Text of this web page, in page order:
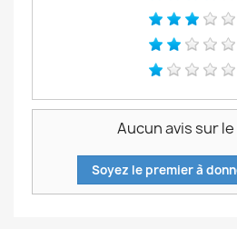
Aucun avis sur
Soyez le premier à